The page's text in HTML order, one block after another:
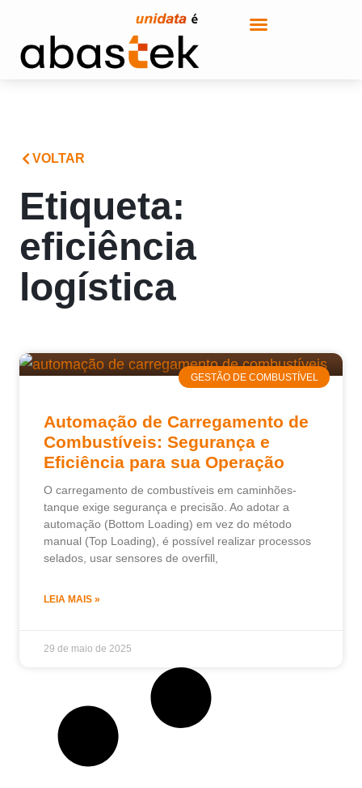
VOLTAR
Etiqueta:
eficiência
logística
GESTÃO DE COMBUSTÍVEL
Automação de Carregamento de
Combustíveis: Segurança e
Eficiência para sua Operação
O carregamento de combustíveis em caminhões-
tanque exige segurança e precisão. Ao adotar a
automação (Bottom Loading) em vez do método
manual (Top Loading), é possível realizar processos
selados, usar sensores de overfill,
LEIA MAIS »
29 de maio de 2025